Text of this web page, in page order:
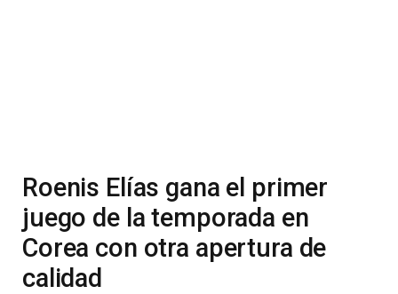
Roenis Elías gana el primer
juego de la temporada en
Corea con otra apertura de
calidad